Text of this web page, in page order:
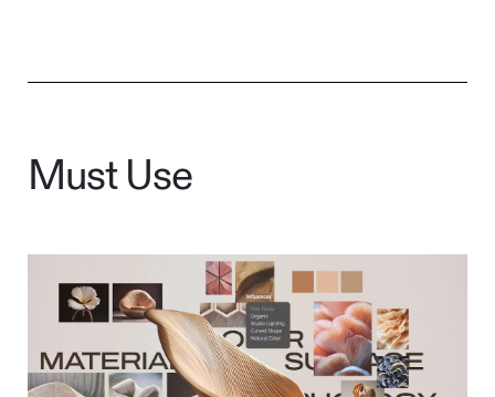
Must Use